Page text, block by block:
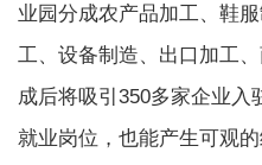
业园分成农产品加工、鞋
工、设备制造、出口加工
成后将吸引350多家企业入
就业岗位，也能产生可观